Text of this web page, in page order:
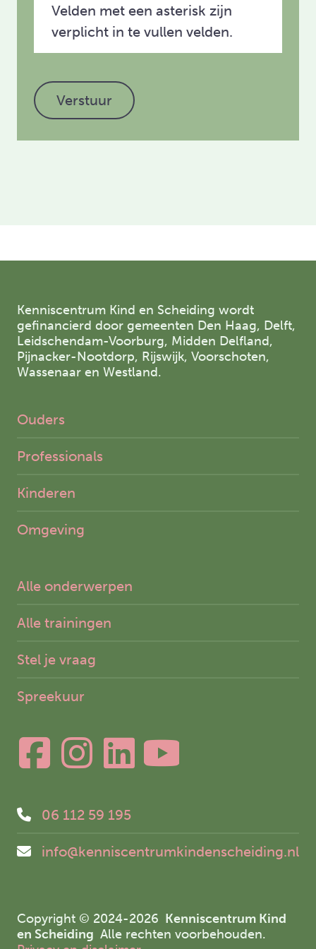
Velden met een asterisk zijn
verplicht in te vullen velden.
Verstuur
Kenniscentrum Kind en Scheiding wordt
gefinancierd door gemeenten Den Haag, Delft,
Leidschendam-Voorburg, Midden Delfland,
Pijnacker-Nootdorp, Rijswijk, Voorschoten,
Wassenaar en Westland.
Ouders
Professionals
Kinderen
Omgeving
Alle onderwerpen
Alle trainingen
Stel je vraag
Spreekuur
06 112 59 195
info@kenniscentrumkindenscheiding.nl
Copyright © 2024-2026
Kenniscentrum Kind
en Scheiding Alle rechten voorbehouden.